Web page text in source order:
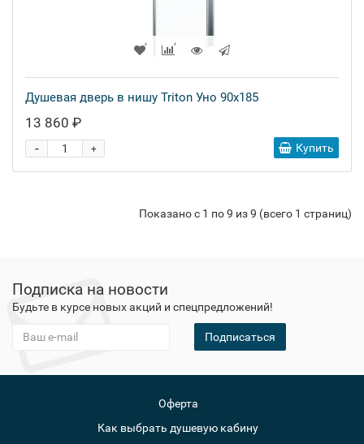
Душевая дверь в нишу Triton Уно 90x185
13 860 ₽
+
- Купить
Показано с 1 по 9 из 9 (всего 1 страниц)
Подписка на новости
Будьте в курсе новых акций и спецпредложений!
Подписаться
Оферта
Как выбрать душевую кабину